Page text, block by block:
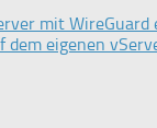
mit
dem eigenen